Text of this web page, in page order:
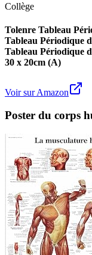
Collège
Tolenre Tableau
Tableau Périodique
Tableau Périodique
30 x 20cm (A)
Voir sur Amazon
Poster du corps